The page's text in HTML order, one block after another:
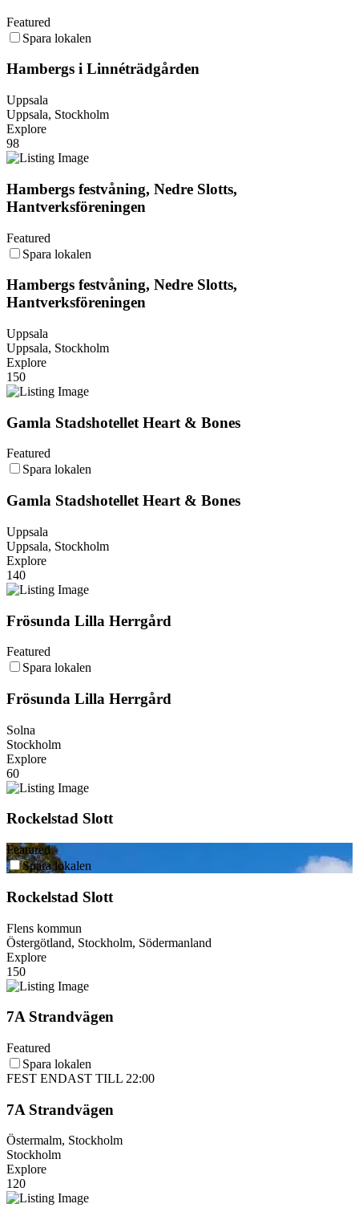
Featured
Spara lokalen
Hambergs i Linné­­träd­gården
Uppsala
Uppsala, Stockholm
Explore
98
Hambergs festvåning, Nedre Slotts,
Hantverksföreningen
Featured
Spara lokalen
Hambergs festvåning, Nedre Slotts,
Hantverksföreningen
Uppsala
Uppsala, Stockholm
Explore
150
Gamla Stadshotellet Heart & Bones
Featured
Spara lokalen
Gamla Stadshotellet Heart & Bones
Uppsala
Uppsala, Stockholm
Explore
140
Frösunda Lilla Herrgård
Featured
Spara lokalen
Frösunda Lilla Herrgård
Solna
Stockholm
Explore
60
Rockelstad Slott
Featured
Spara lokalen
Rockelstad Slott
Flens kommun
Östergötland, Stockholm, Södermanland
Explore
150
7A Strandvägen
Featured
Spara lokalen
FEST ENDAST TILL 22:00
7A Strandvägen
Östermalm, Stockholm
Stockholm
Explore
120